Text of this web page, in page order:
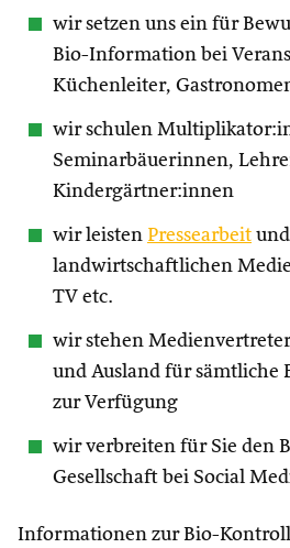
wir setzen uns ein für
Bio-Information bei
Küchenleiter,
wir schulen
Seminarbäuerinnen,
Kindergärtner:innen
wir leisten Pressearbeit
landwirtschaftlichen
TV etc.
wir stehen
und Ausland für sämtliche
zur Verfügung
wir verbreiten für Sie den
Gesellschaft bei Social
Informationen zur Bio-